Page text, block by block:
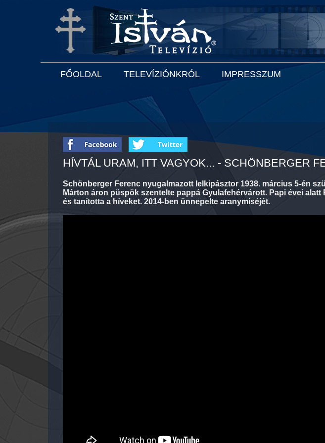
FŐOLDAL TELEVÍZIÓNKRÓL IMPRESSZUM
HÍVTÁL URAM, ITT VAGYOK... - SCHÖNBERGER
Schönberger Ferenc nyugalmazott lelkipásztor 1938. március 5-én
Márton áron püspök szentelte pappá Gyulafehérvárott. Papi évei
és tanította a híveket. 2014-ben ünnepelte aranymiséjét.